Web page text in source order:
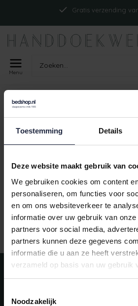
Toestemming Details
Deze website maakt gebruik van
We gebruiken cookies om content
personaliseren, om functies voor
en om ons websiteverkeer te
informatie over uw gebruik van
partners voor social media,
partners kunnen deze gegevens
informatie die u aan ze heeft
verzameld op basis van uw gebruik
Noodzakelijk
Gratis verzending
Menu
Home Tags
PRODUCTEN GETAGD
PINK
Geen producten gevonden!
Meld je aan voor onze nieuwsbrief!